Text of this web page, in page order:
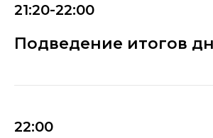
21:20-22:00
Подведение итогов
22:00